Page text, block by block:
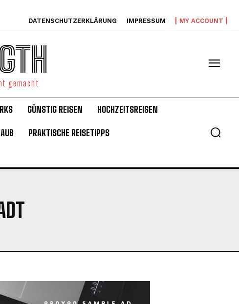
DATENSCHUTZERKLÄRUNG IMPRESSUM MY ACCOUNT
gemacht
GÜNSTIG REISEN HOCHZEITSREISEN
PRAKTISCHE REISETIPPS